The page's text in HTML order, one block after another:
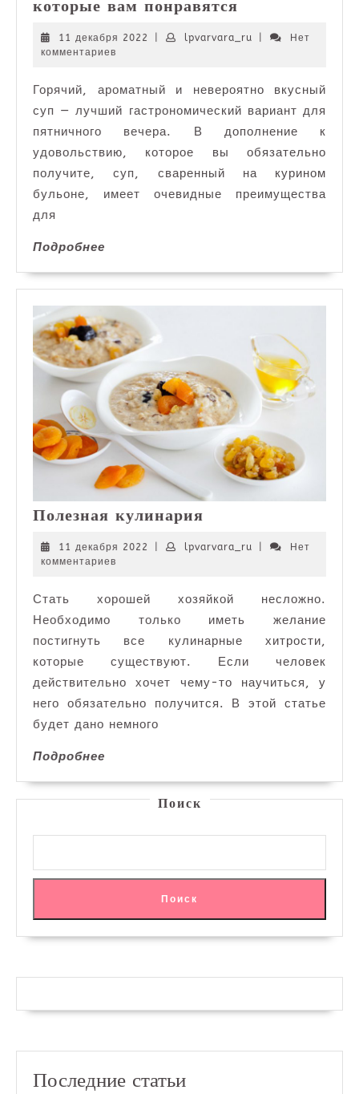
которые вам понравятся
зимних
вам
понравятся
11 декабря 2022 lpvarvara_rulpvarvara_ru
Нет
комментариев
Горячий, ароматный и невероятно вкусный
суп — лучший гастрономический вариант для
пятничного вечера. В дополнение к
удовольствию, которое вы обязательно
получите, суп, сваренный на курином
бульоне, имеет очевидные преимущества
для
Подробнее
Полезная кулинария
11 декабря 2022 lpvarvara_rulpvarvara_ru
Нет
комментариев
Стать хорошей хозяйкой несложно.
Необходимо только иметь желание
постигнуть все кулинарные хитрости,
которые существуют. Если человек
действительно хочет чему-то научиться, у
него обязательно получится. В этой статье
будет дано немного
Подробнее
Поиск
Поиск
Последние статьи